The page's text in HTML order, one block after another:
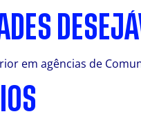
em agências de